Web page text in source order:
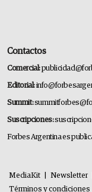
Contactos
Comercial:
Editorial:
Summit:
Suscripciones:
Forbes Argentina es
MediaKit Newsletter
Términos y condiciones